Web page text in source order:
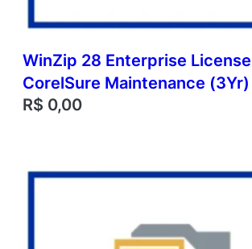
WinZip 28 Enterprise
CorelSure Maintenance
R$ 0,00